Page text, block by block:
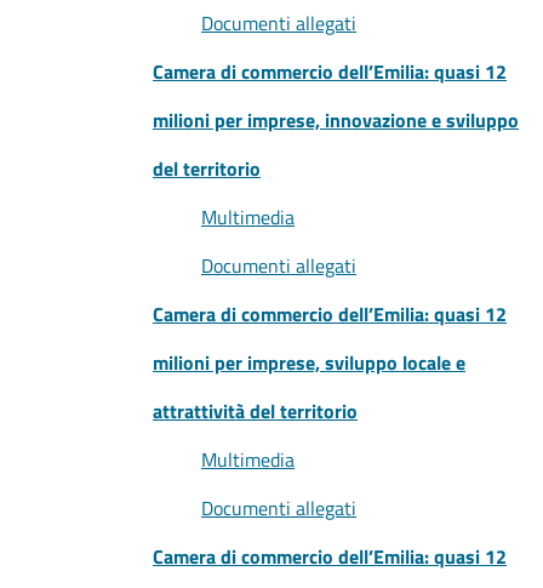
Documenti allegati
Camera di commercio dell’Emilia: quasi 12
milioni per imprese, innovazione e sviluppo
del territorio
Multimedia
Documenti allegati
Camera di commercio dell’Emilia: quasi 12
milioni per imprese, sviluppo locale e
attrattività del territorio
Multimedia
Documenti allegati
Camera di commercio dell’Emilia: quasi 12